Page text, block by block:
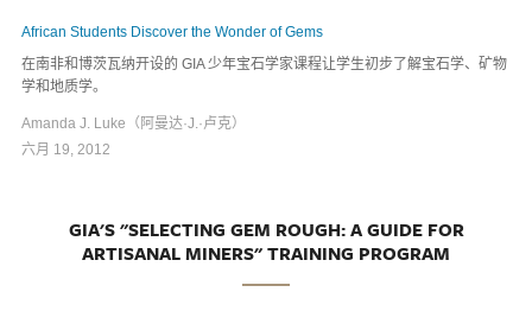
African Students Discover the Wonder of Gems
在南非和博茨瓦纳开设的 GIA 少年宝石学家课程让学生初步了解宝石学、矿物
学和地质学。
Amanda J. Luke（阿曼达·J.·卢克）
六月 19, 2012
GIA'S "SELECTING GEM ROUGH: A GUIDE FOR
ARTISANAL MINERS" TRAINING PROGRAM